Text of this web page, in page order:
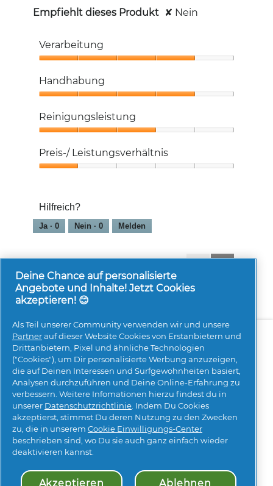
Empfiehlt dieses Produkt ✘ Nein
Verarbeitung
4
von
Handhabung
4
von
Reinigungsleistung
3
von
Preis-/ Leistungsverhältnis
von
5
Hilfreich?
Ja · 0 Nein · 0 Melden
Über uns Kontakt pg.com besuchen
Mehr Inspiration
Meine Daten
Geschäftsbedingungen
Impressum
Über Cookies Sitemap
Deine Chance auf personalisierte
Angebote und Inhalte! Jetzt Cookies
akzeptieren! 😊
Als Teil unserer Community verwenden wir und unsere
Partnerauf dieser Website Cookies von Erstanbietern und
Drittanbietern, Pixel und ähnliche Technologien
("Cookies"), um Dir personalisierte Werbung anzuzeigen,
die auf Deinen Interessen und Surfgewohnheiten basiert,
Analysen durchzuführen und Deine Online-Erfahrung zu
verbessern. Weitere Infomationen hierzu findest du in
unserer Datenschutzrichtlinie. Indem Du Cookies
akzeptierst, stimmst Du deren Nutzung zu den Zwecken
zu, die in unserem Cookie Einwilligungs-Center
beschrieben sind, wo Du sie auch ganz einfach wieder
deaktivieren kannst.
Akzeptieren Ablehnen